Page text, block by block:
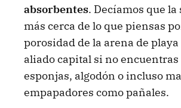
absorbentes. Decíamos que
más cerca de lo que piensas
porosidad de la arena de
aliado capital si no encuentras
esponjas, algodón o incluso
empapadores como pañales.